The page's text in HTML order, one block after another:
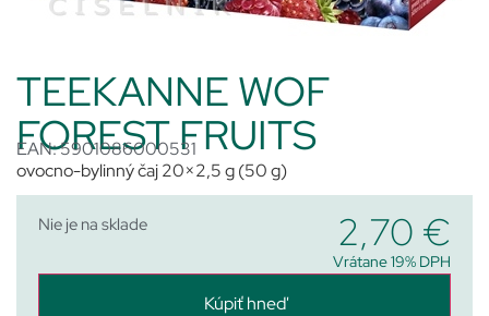
TEEKANNE WOF
FOREST FRUITS
EAN: 5901086000531
ovocno-bylinný čaj 20×2,5 g (50 g)
Nie je na sklade 2,70 €
Vrátane 19% DPH
Kúpiť hneď